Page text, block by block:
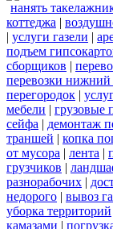
нанять
коттеджа |
| услуги газели |
подъем
сборщиков |
перевозки нижний
перегородок |
мебели | грузовые
сейфа | демонтаж
траншей | копка
от мусора | лента |
грузчиков |
разнорабочих |
недорого | вывоз
уборка территорий
камазами |